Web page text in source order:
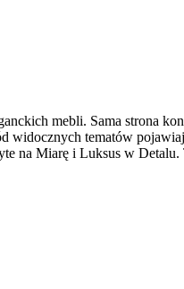
mebli. Sama strona
tematów
na Miarę i Luksus w